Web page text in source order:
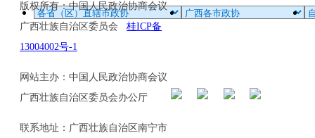
版权所有：中国人民政治协商会议
广西壮族自治区委员会 桂ICP备
13004002号-1
网站主办：中国人民政治协商会议
广西壮族自治区委员会办公厅
联系地址：广西壮族自治区南宁市